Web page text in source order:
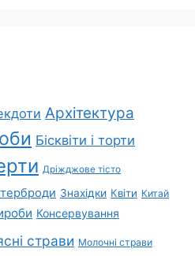
Архітектура
Бісквіти і торти
Дріжджове тісто
Знахідки Квіти Китай
Консервування
страви Молочні страви